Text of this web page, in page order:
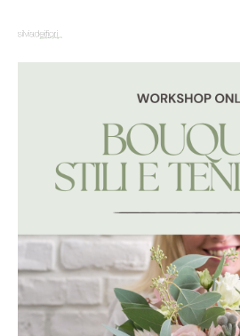
contenuto
Tendenze
quantità